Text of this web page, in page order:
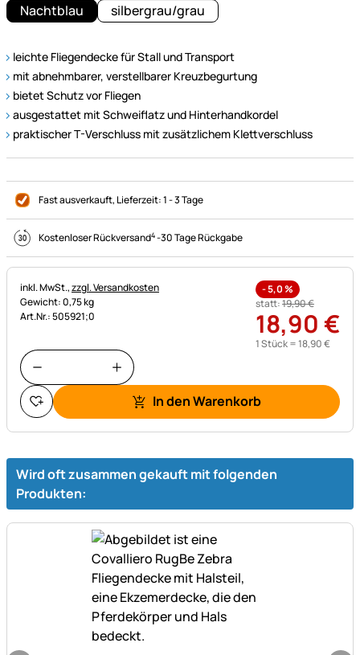
Nachtblau
silbergrau/grau
leichte Fliegendecke für Stall und Transport
mit abnehmbarer, verstellbarer Kreuzbegurtung
bietet Schutz vor Fliegen
ausgestattet mit Schweiflatz und Hinterhandkordel
praktischer T-Verschluss mit zusätzlichem Klettverschluss
Fast ausverkauft, Lieferzeit:1 - 3 Tage
Kostenloser Rückversand4-30 Tage Rückgabe
Steuerhinweis:
inkl. MwSt.,zzgl. Versandkosten
Gewicht: 0,75 kg
Art.Nr.: 505921;0
-5,0%
statt:19,90€
18,90 €
1 Stück =18,90€
In den Warenkorb
Wird oft zusammen gekauft mit folgenden
Produkten: